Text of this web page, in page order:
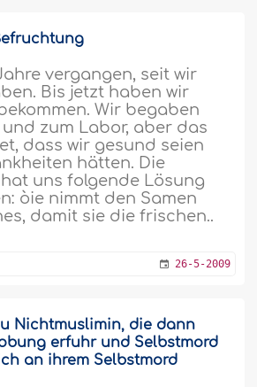
vergangen, seit wir
Bis jetzt haben wir
Wir begaben
zum Labor, aber das
dass wir gesund seien
hätten. Die
uns folgende Lösung
òie nimmt den Samen
damit sie die frischen..
26-5-2009
Nichtmuslimin, die dann
erfuhr und Selbstmord
an ihrem Selbstmord